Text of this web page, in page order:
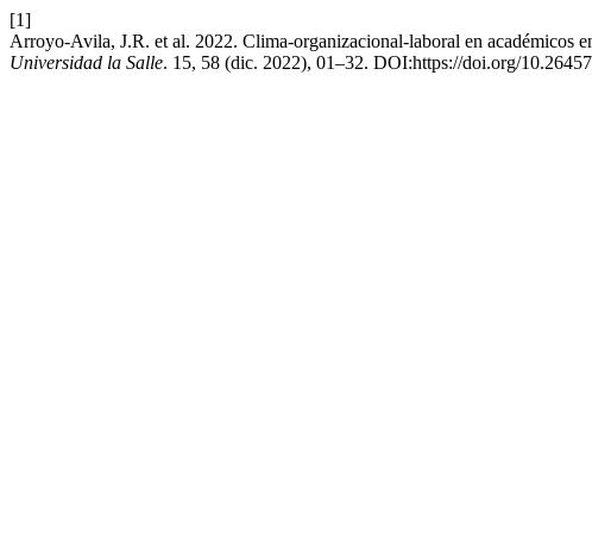
[1]
Arroyo-Avila, J.R. et al. 2022. Clima-organizacional-laboral en académicos
Universidad la Salle. 15, 58 (dic. 2022), 01–32. DOI:https://doi.org/